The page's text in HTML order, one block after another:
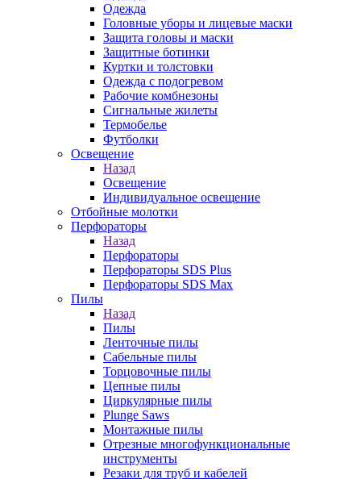
Одежда
Головные уборы и лицевые маски
Защита головы и маски
Защитные ботинки
Куртки и толстовки
Одежда с подогревом
Рабочие комбнезоны
Сигнальные жилеты
Термобелье
Футболки
Освещение
Назад
Освещение
Индивидуальное освещение
Отбойные молотки
Перфораторы
Назад
Перфораторы
Перфораторы SDS Plus
Перфораторы SDS Max
Пилы
Назад
Пилы
Ленточные пилы
Сабельные пилы
Торцовочные пилы
Цепные пилы
Циркулярные пилы
Plunge Saws
Монтажные пилы
Отрезные многофункциональные
инструменты
Резаки для труб и кабелей